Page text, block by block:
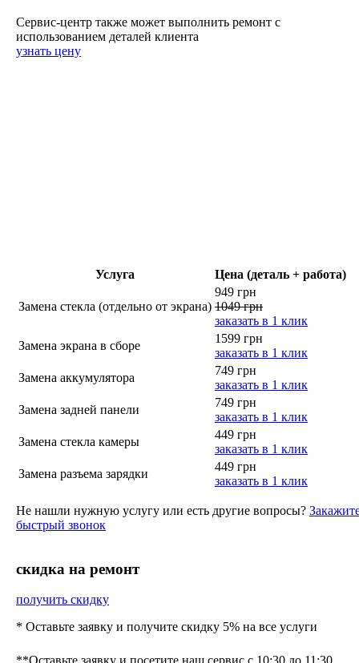
Сервис-центр также может выполнить ремонт с
использованием деталей клиента
узнать цену
Услуга Цена (деталь + работа)
Замена стекла (отдельно от экрана)
949 грн
1049 грн
заказать в 1 клик
Замена экрана в сборе
1599 грн
заказать в 1 клик
Замена аккумулятора
749 грн
заказать в 1 клик
Замена задней панели
749 грн
заказать в 1 клик
Замена стекла камеры
449 грн
заказать в 1 клик
Замена разъема зарядки
449 грн
заказать в 1 клик
Не нашли нужную услугу или есть другие вопросы?
быстрый звонок
cкидка на ремонт
получить скидку
* Оставьте заявку и получите скидку 5% на все услуги